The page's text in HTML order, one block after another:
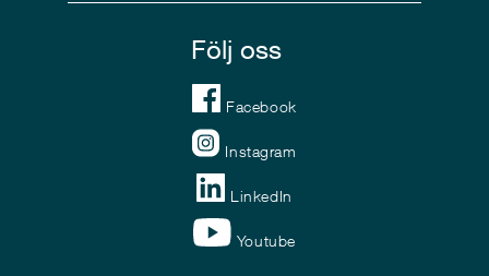
Följ oss
Facebook
Instagram
LinkedIn
Youtube